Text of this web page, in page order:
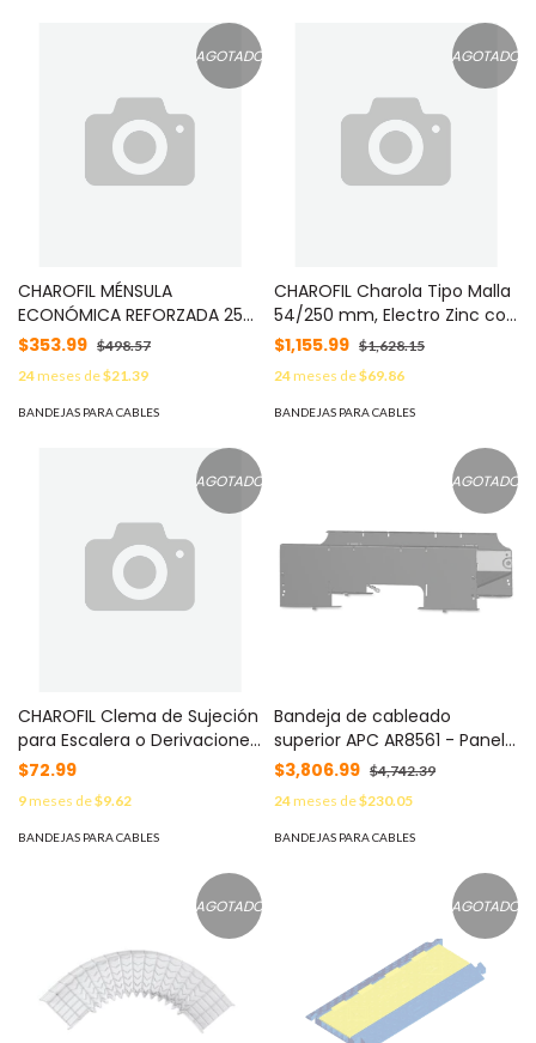
AGOTADO
CHAROFIL MÉNSULA
ECONÓMICA REFORZADA 250
MM INOX 304 MOD: H-MER-
$353.99 $498.57
24meses de$21.39
BANDEJAS PARA CABLES
AGOTADO
CHAROFIL Charola Tipo Malla
54/250 mm, Electro Zinc con
Pintura Epóxica, Tramo de 3
Metros MOD: CH-54-250EP
$1,155.99 $1,628.15
24meses de$69.86
BANDEJAS PARA CABLES
AGOTADO
CHAROFIL Clema de Sujeción
para Escalera o Derivaciones
/ Acero al Carbón con
Recubrimiento de Zinc
Electrolítico o Inmersión en
Caliente / Calibre 12 (2.7
Tornillería hasta 3/8" /
Fijación a Unicanal MOD: CH-
$72.99
9meses de$9.62
BANDEJAS PARA CABLES
AGOTADO
Bandeja de cableado
superior APC AR8561 - Panel
ciego, Negro, 597 mm
$3,806.99 $4,742.39
24meses de$230.05
BANDEJAS PARA CABLES
AGOTADO AGOTADO